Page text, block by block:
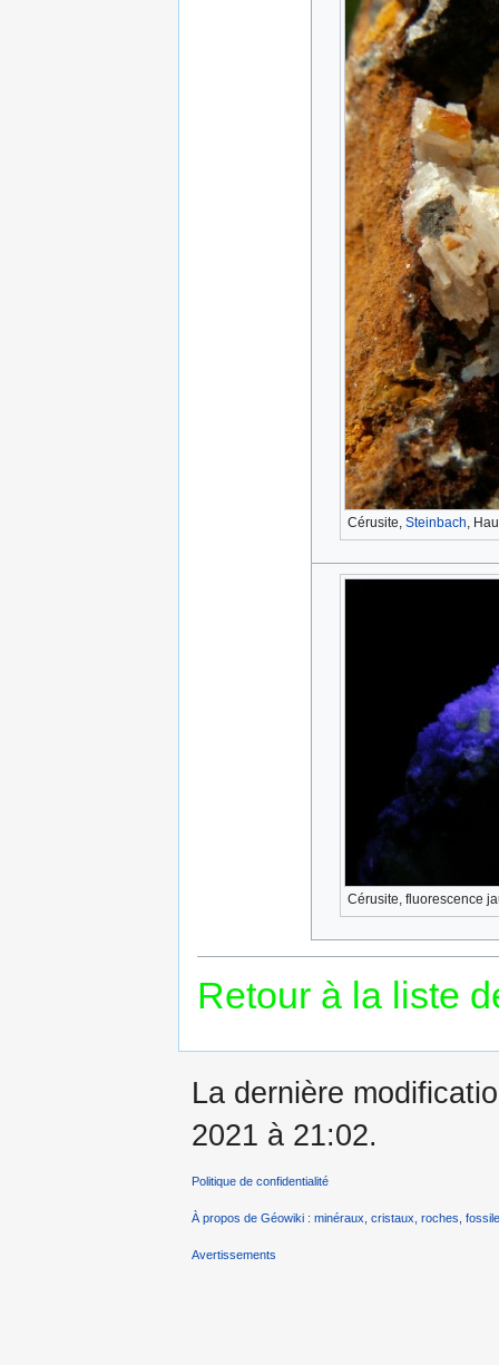
Cérusite,Steinbach,
Cérusite, fluorescence
Retour à la liste
La dernière
2021 à 21:02.
Politique de confidentialité
À propos de Géowiki : minéraux, cristaux, roches,
Avertissements